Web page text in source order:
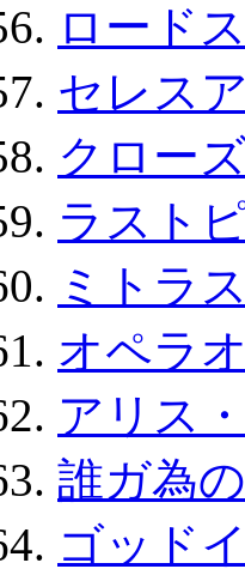
ロード
セレス
クロー
ラスト
ミトラ
オペラ
アリス
誰ガ為
ゴッド